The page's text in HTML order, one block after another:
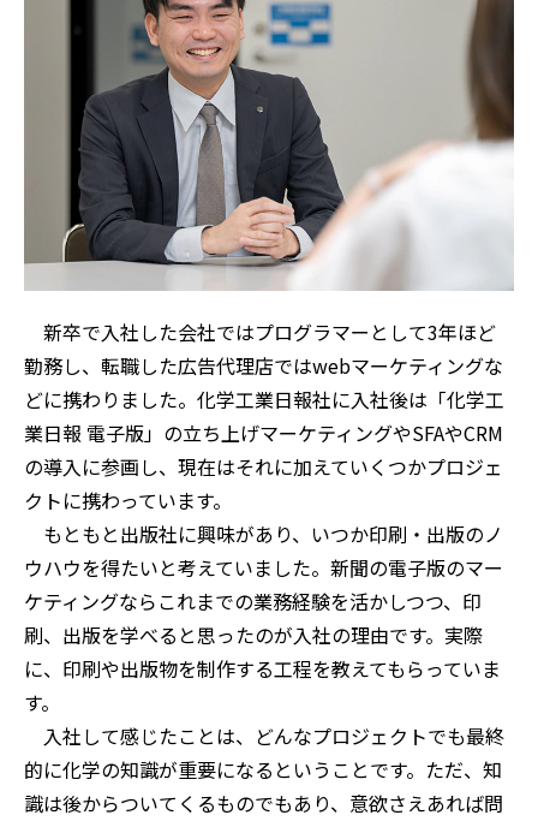
新卒で入社した会社ではプログラマーとして3年ほど
勤務し、転職した広告代理店ではwebマーケティングな
どに携わりました。化学工業日報社に入社後は「化学工
業日報 電子版」の立ち上げマーケティングやSFAやCRM
の導入に参画し、現在はそれに加えていくつかプロジェ
クトに携わっています。
もともと出版社に興味があり、いつか印刷・出版のノ
ウハウを得たいと考えていました。新聞の電子版のマー
ケティングならこれまでの業務経験を活かしつつ、印
刷、出版を学べると思ったのが入社の理由です。実際
に、印刷や出版物を制作する工程を教えてもらっていま
す。
入社して感じたことは、どんなプロジェクトでも最終
的に化学の知識が重要になるということです。ただ、知
識は後からついてくるものでもあり、意欲さえあれば問